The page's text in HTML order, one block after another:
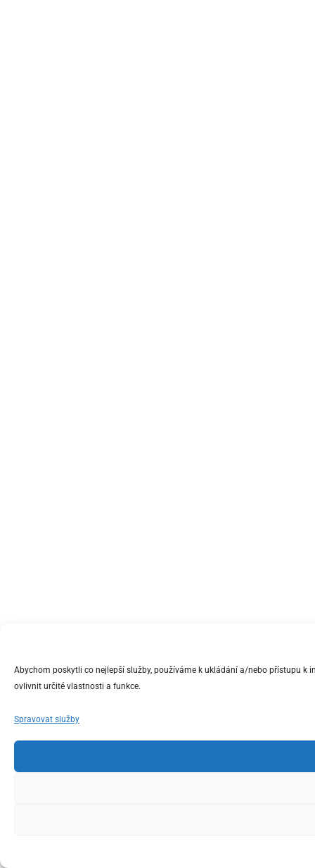
Abychom poskytli co nejlepší služby, používáme k ukládání a/nebo přístupu
ovlivnit určité vlastnosti a funkce.
Spravovat služby